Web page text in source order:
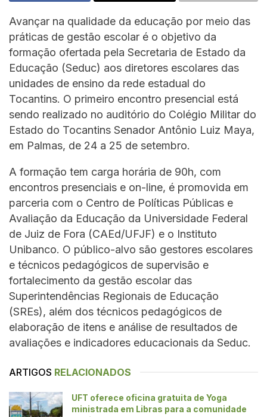
Avançar na qualidade da educação por meio das
práticas de gestão escolar é o objetivo da
formação ofertada pela Secretaria de Estado da
Educação (Seduc) aos diretores escolares das
unidades de ensino da rede estadual do
Tocantins. O primeiro encontro presencial está
sendo realizado no auditório do Colégio Militar do
Estado do Tocantins Senador Antônio Luiz Maya,
em Palmas, de 24 a 25 de setembro.
A formação tem carga horária de 90h, com
encontros presenciais e on-line, é promovida em
parceria com o Centro de Políticas Públicas e
Avaliação da Educação da Universidade Federal
de Juiz de Fora (CAEd/UFJF) e o Instituto
Unibanco. O público-alvo são gestores escolares
e técnicos pedagógicos de supervisão e
fortalecimento da gestão escolar das
Superintendências Regionais de Educação
(SREs), além dos técnicos pedagógicos de
elaboração de itens e análise de resultados de
avaliações e indicadores educacionais da Seduc.
ARTIGOS RELACIONADOS
UFT oferece oficina gratuita de Yoga
ministrada em Libras para a comunidade